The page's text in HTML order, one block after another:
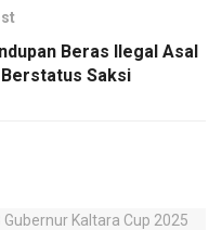
Beras Ilegal Asal
Saksi